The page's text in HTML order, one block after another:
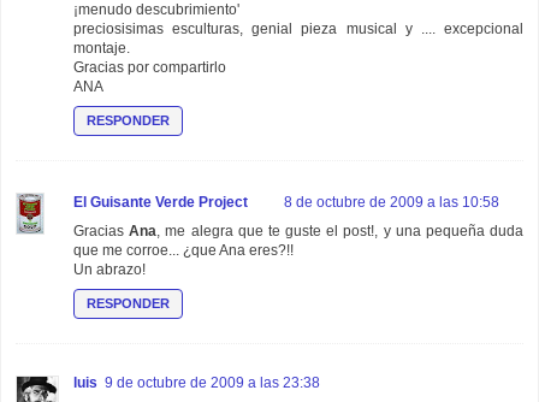
¡menudo descubrimiento'
preciosisimas esculturas, genial pieza musical y .... excepcional
montaje.
Gracias por compartirlo
ANA
RESPONDER
El Guisante Verde Project
8 de octubre de 2009 a las 10:58
GraciasAna, me alegra que te guste el post!, y una pequeña duda
que me corroe... ¿que Ana eres?!!
Un abrazo!
RESPONDER
luis 9 de octubre de 2009 a las 23:38